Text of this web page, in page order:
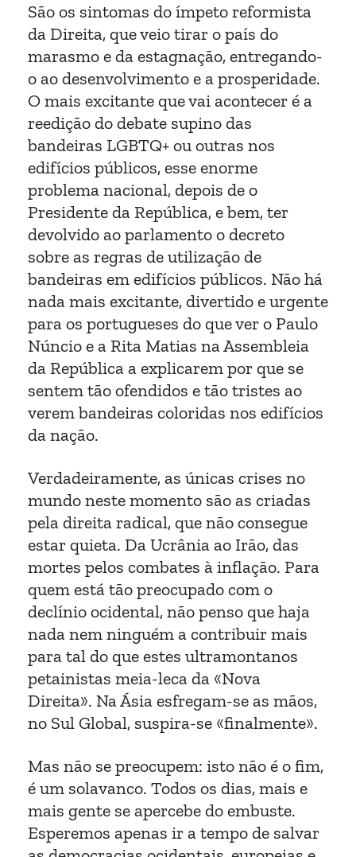
São os sintomas do ímpeto reformista
da Direita, que veio tirar o país do
marasmo e da estagnação, entregando-
o ao desenvolvimento e a prosperidade.
O mais excitante que vai acontecer é a
reedição do debate supino das
bandeiras LGBTQ+ ou outras nos
edifícios públicos, esse enorme
problema nacional, depois de o
Presidente da República, e bem, ter
devolvido ao parlamento o decreto
sobre as regras de utilização de
bandeiras em edifícios públicos. Não há
nada mais excitante, divertido e urgente
para os portugueses do que ver o Paulo
Núncio e a Rita Matias na Assembleia
da República a explicarem por que se
sentem tão ofendidos e tão tristes ao
verem bandeiras coloridas nos edifícios
da nação.
Verdadeiramente, as únicas crises no
mundo neste momento são as criadas
pela direita radical, que não consegue
estar quieta. Da Ucrânia ao Irão, das
mortes pelos combates à inflação. Para
quem está tão preocupado com o
declínio ocidental, não penso que haja
nada nem ninguém a contribuir mais
para tal do que estes ultramontanos
petainistas meia-leca da «Nova
Direita». Na Ásia esfregam-se as mãos,
no Sul Global, suspira-se «finalmente».
Mas não se preocupem: isto não é o fim,
é um solavanco. Todos os dias, mais e
mais gente se apercebe do embuste.
Esperemos apenas ir a tempo de salvar